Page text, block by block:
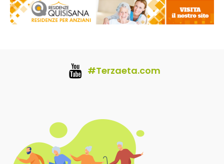
#Terzaeta.com